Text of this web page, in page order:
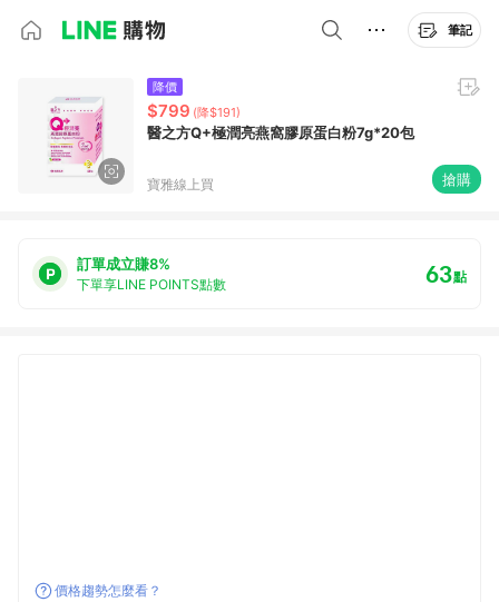
筆記
降價
$799 (降$191)
醫之方Q+極潤亮燕窩膠原蛋白粉7g*20包
寶雅線上買 搶購
訂單成立賺8%
下單享LINE POINTS點數 63點
價格趨勢怎麼看？